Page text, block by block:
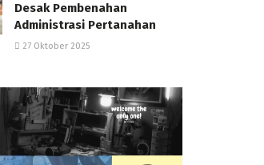
Desak Pembenahan
Administrasi Pertanahan
27 Oktober 2025